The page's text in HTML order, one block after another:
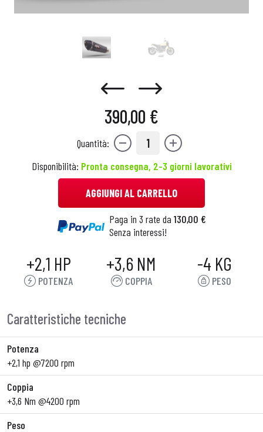
390,00 €
Quantità: 1
Disponibilità: Pronta consegna, 2-3 giorni lavorativi
AGGIUNGI AL CARRELLO
Paga in 3 rate da 130,00 €
Senza interessi!
+2,1 HP
POTENZA
+3,6 NM
COPPIA
-4 KG
PESO
Caratteristiche tecniche
Potenza
+2,1 hp @7200 rpm
Coppia
+3,6 Nm @4200 rpm
Peso